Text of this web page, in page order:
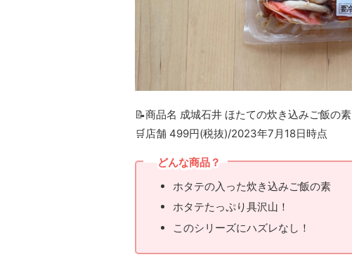
📝商品名 成城石井 ほたての炊き込みご飯の素
🛒店舗 499円(税抜)/2023年7月18日時点
どんな商品？
ホタテの入った炊き込みご飯の素
ホタテたっぷり具沢山！
このシリーズにハズレなし！